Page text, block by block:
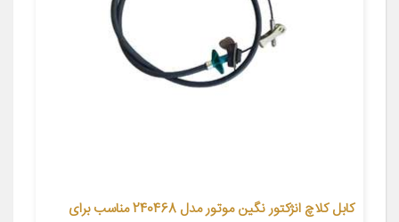
کابل کلاچ انژکتور نگین موتور مدل 240468 مناسب برای